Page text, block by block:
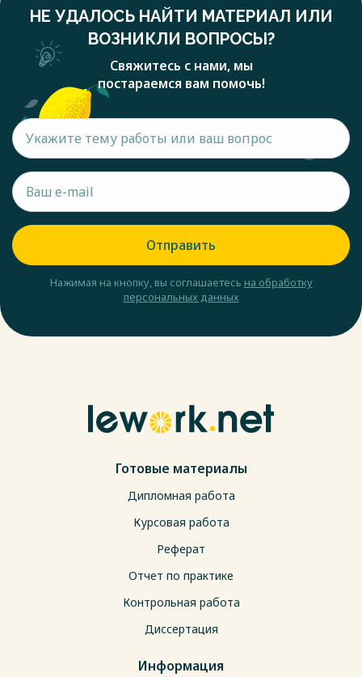
НЕ УДАЛОСЬ НАЙТИ МАТЕРИАЛ ИЛИ
ВОЗНИКЛИ ВОПРОСЫ?
Свяжитесь с нами, мы
постараемся вам помочь!
Отправить
Нажимая на кнопку, вы соглашаетесь на обработку
персональных данных
Готовые материалы
Дипломная работа
Курсовая работа
Реферат
Отчет по практике
Контрольная работа
Диссертация
Информация